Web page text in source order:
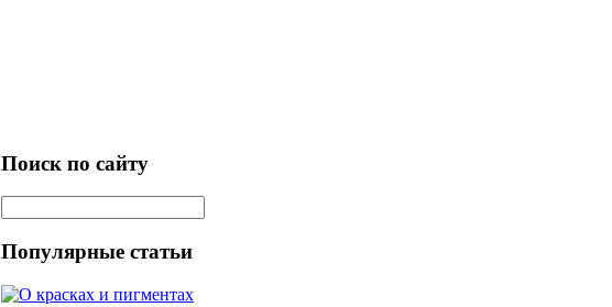
Поиск по сайту
Популярные статьи